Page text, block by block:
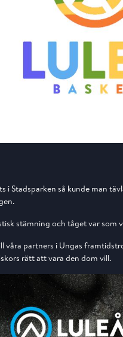
i Stadsparken så kunde man
stämning och tåget var som
våra partners i Ungas
rätt att vara den dom vill.